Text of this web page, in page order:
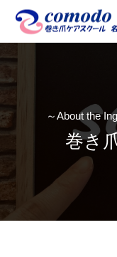
～About the
巻き